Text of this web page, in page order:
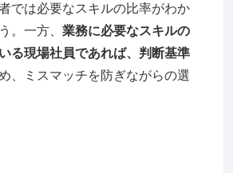
では必要なスキルの比率がわか
。一方、 業務に必要なスキルの
る現場社員であれば、判断基準
、ミスマッチを防ぎながらの選